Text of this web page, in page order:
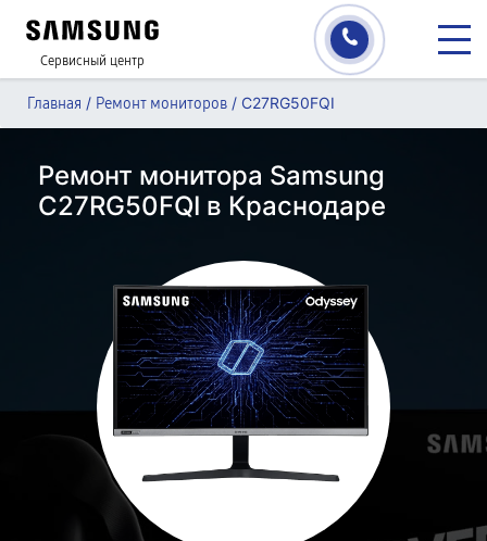
Сервисный центр
Главная / Ремонт мониторов / C27RG50FQI
Ремонт монитора Samsung
C27RG50FQI в Краснодаре